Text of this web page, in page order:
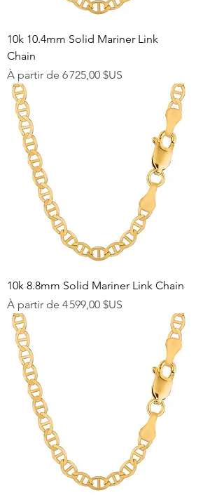
10k 10.4mm Solid Mariner Link
Chain
À partir de 6 725,00 $US
Prix promotionnel
10k 8.8mm Solid Mariner Link Chain
À partir de 4 599,00 $US
Prix promotionnel